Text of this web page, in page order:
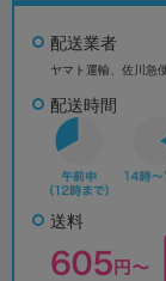
配送業者
ヤマト運輸、佐川急
配送時間
送料